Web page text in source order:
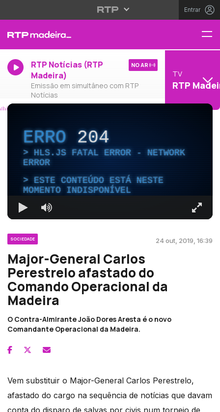
Entrar
RTP Notícias (RTP
Madeira)
Emissão em simultâneo com RTP
Notícias
NO AR
TV
RTP
ERRO204
HLS.JS FATAL ERROR - NETWORK
ERROR
ESTE CONTEÚDO ESTÁ NESTE
MOMENTO INDISPONÍVEL
SOCIEDADE 24 out, 2019, 16:39
Major-General Carlos
Perestrelo afastado do
Comando Operacional da
Madeira
O Contra-Almirante João Dores Aresta é o novo
Comandante Operacional da Madeira.
Vem substituir o Major-General Carlos Perestrelo,
afastado do cargo na sequência de notícias que davam
conta do disparo de salvas por civis num torneio de